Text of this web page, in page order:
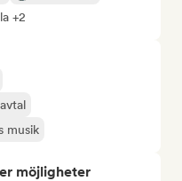
+2
musik
möjligheter